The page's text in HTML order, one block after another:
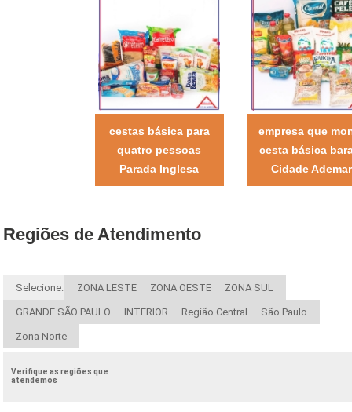
cestas básica para
quatro pessoas
Parada Inglesa
empresa que
cesta básica
Cidade Ademar
Regiões de Atendimento
Selecione: ZONA LESTE ZONA OESTE ZONA SUL
GRANDE SÃO PAULO INTERIOR Região Central São Paulo
Zona Norte
Verifique as regiões que
atendemos